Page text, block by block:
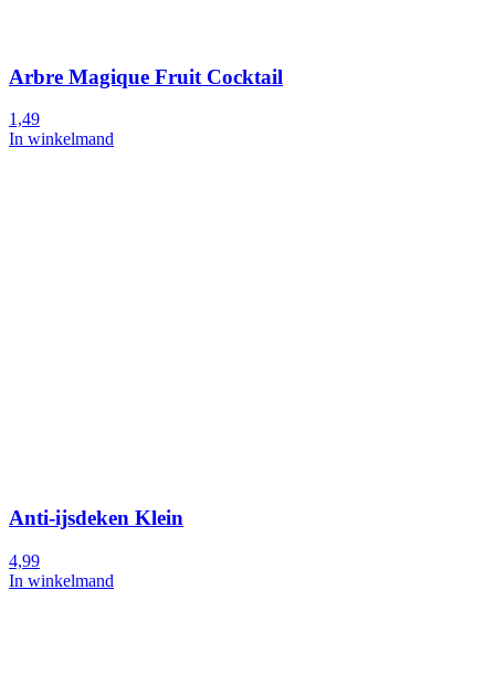
Arbre Magique Fruit Cocktail
1,49
In winkelmand
Anti-ijsdeken Klein
4,99
In winkelmand